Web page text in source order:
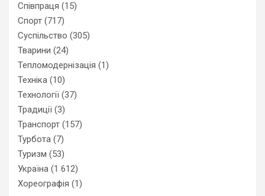
Співпраця (15)
Спорт (717)
Суспільство (305)
Тварини (24)
Тепломодернізація (1)
Техніка (10)
Технології (37)
Традиції (3)
Транспорт (157)
Турбота (7)
Туризм (53)
Україна (1 612)
Хореографія (1)